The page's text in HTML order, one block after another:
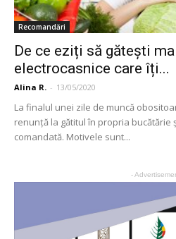
Recomandări
De ce eziți să gătești
electrocasnice care îți...
Alina R. - 13/05/2020
La finalul unei zile de muncă
renunță la gătitul în propria bucătărie
comandată. Motivele sunt...
-